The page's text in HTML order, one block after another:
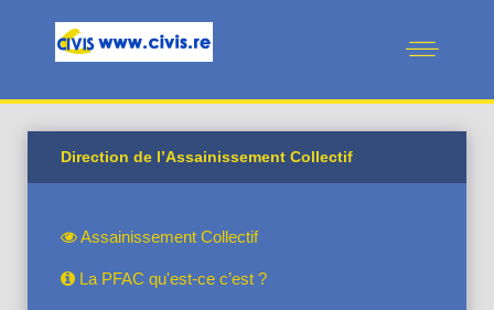
Direction de l’Assainissement Collectif
Assainissement Collectif
La PFAC qu'est-ce c’est ?